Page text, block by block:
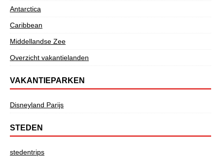
Antarctica
Caribbean
Middellandse Zee
Overzicht vakantielanden
VAKANTIEPARKEN
Disneyland Parijs
STEDEN
stedentrips